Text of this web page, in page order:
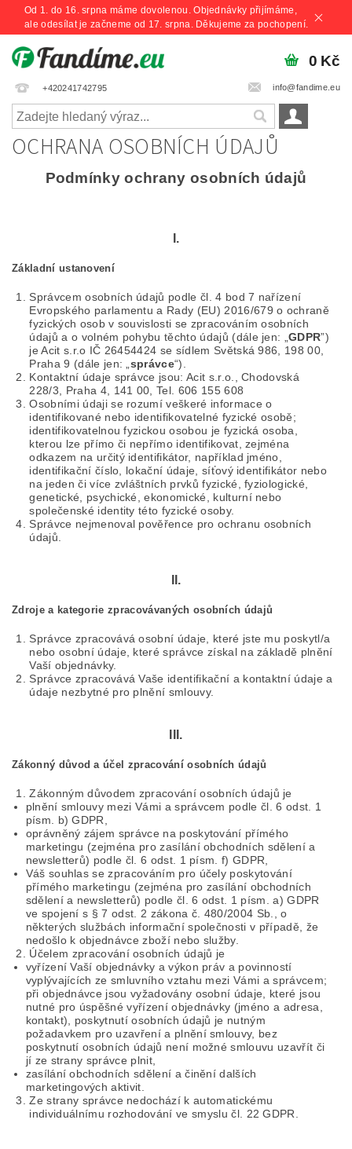
Od 1. do 16. srpna máme dovolenou. Objednávky přijímáme,
ale odesílat je začneme od 17. srpna. Děkujeme za pochopení.
+420241742795 info@fandime.eu
0 Kč
OCHRANA OSOBNÍCH ÚDAJŮ
Podmínky ochrany osobních údajů
I.
Základní ustanovení
Správcem osobních údajů podle čl. 4 bod 7 nařízení
Evropského parlamentu a Rady (EU) 2016/679 o ochraně
fyzických osob v souvislosti se zpracováním osobních
údajů a o volném pohybu těchto údajů (dále jen: „GDPR”)
je Acit s.r.o IČ 26454424 se sídlem Světská 986, 198 00,
Praha 9 (dále jen: „správce“).
Kontaktní údaje správce jsou: Acit s.r.o., Chodovská
228/3, Praha 4, 141 00, Tel. 606 155 608
Osobními údaji se rozumí veškeré informace o
identifikované nebo identifikovatelné fyzické osobě;
identifikovatelnou fyzickou osobou je fyzická osoba,
kterou lze přímo či nepřímo identifikovat, zejména
odkazem na určitý identifikátor, například jméno,
identifikační číslo, lokační údaje, síťový identifikátor nebo
na jeden či více zvláštních prvků fyzické, fyziologické,
genetické, psychické, ekonomické, kulturní nebo
společenské identity této fyzické osoby.
Správce nejmenoval pověřence pro ochranu osobních
údajů.
II.
Zdroje a kategorie zpracovávaných osobních údajů
Správce zpracovává osobní údaje, které jste mu poskytl/a
nebo osobní údaje, které správce získal na základě plnění
Vaší objednávky.
Správce zpracovává Vaše identifikační a kontaktní údaje a
údaje nezbytné pro plnění smlouvy.
III.
Zákonný důvod a účel zpracování osobních údajů
Zákonným důvodem zpracování osobních údajů je
plnění smlouvy mezi Vámi a správcem podle čl. 6 odst. 1
písm. b) GDPR,
oprávněný zájem správce na poskytování přímého
marketingu (zejména pro zasílání obchodních sdělení a
newsletterů) podle čl. 6 odst. 1 písm. f) GDPR,
Váš souhlas se zpracováním pro účely poskytování
přímého marketingu (zejména pro zasílání obchodních
sdělení a newsletterů) podle čl. 6 odst. 1 písm. a) GDPR
ve spojení s § 7 odst. 2 zákona č. 480/2004 Sb., o
některých službách informační společnosti v případě, že
nedošlo k objednávce zboží nebo služby.
Účelem zpracování osobních údajů je
vyřízení Vaší objednávky a výkon práv a povinností
vyplývajících ze smluvního vztahu mezi Vámi a správcem;
při objednávce jsou vyžadovány osobní údaje, které jsou
nutné pro úspěšné vyřízení objednávky (jméno a adresa,
kontakt), poskytnutí osobních údajů je nutným
požadavkem pro uzavření a plnění smlouvy, bez
poskytnutí osobních údajů není možné smlouvu uzavřít či
jí ze strany správce plnit,
zasílání obchodních sdělení a činění dalších
marketingových aktivit.
Ze strany správce nedochází k automatickému
individuálnímu rozhodování ve smyslu čl. 22 GDPR.